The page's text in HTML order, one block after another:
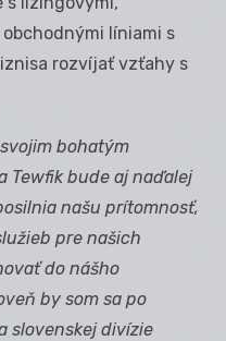
líniami s
rozvíjať vzťahy s
bohatým
Tewfik bude aj naďalej
našu prítomnosť,
pre našich
do nášho
by som sa po
slovenskej divízie